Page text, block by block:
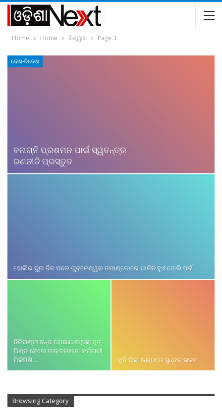
Home Home ବିଶ୍ୱାସ Page 3
ଦେଶ-ବିଦେଶ
ବନାଗ୍ନି ପ୍ରଶମନ ପାଇଁ ସ୍ୱତନ୍ତ୍ର
ରଣନୀତି ପ୍ରସ୍ତୁତ
ହୋଲିର ଦୁ୍‌ଇ ଦିନ ପରେ ଭୁବନେଶ୍ୱର ତମାଣ୍ଡୋରେ ପାଳିତ ହୁଏ ହୋଲି ପର୍ବ
ତିନିଘଣ୍ଟା ବନ୍ଦ ହୋଇଯାଇଥିଲା ହୃତ୍
ପିଣ୍ଡ ହେଲେ ଡାକ୍ତରଖାନା କର୍ମଚାରୀ
ମିଳିମିଶି…
କୁନି ପିଲା କଣ୍ଠରେ ସୁନ୍ଦର ଭଜନ
Browsing Category